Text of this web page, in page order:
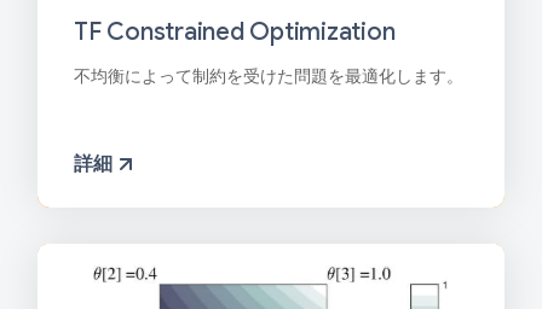
TF Constrained Optimization
不均衡によって制約を受けた問題を最適化します。
詳細